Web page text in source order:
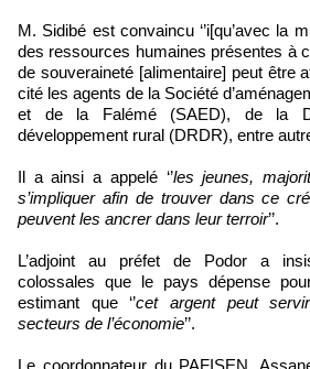
M. Sidibé est convaincu ‘’i[qu’avec la
des ressources humaines présentes à
de souveraineté [alimentaire] peut être
cité les agents de la Société
et de la Falémé (SAED), de la
développement rural (DRDR), entre
Il a ainsi a appelé ‘’les jeunes,
s’impliquer afin de trouver dans ce
peuvent les ancrer dans leur terroir’’.
L’adjoint au préfet de Podor a
colossales que le pays dépense
estimant que ‘’cet argent peut
secteurs de l’économie’’.